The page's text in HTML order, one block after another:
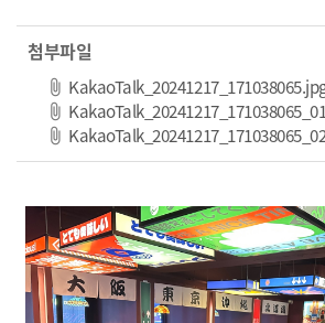
첨부파일